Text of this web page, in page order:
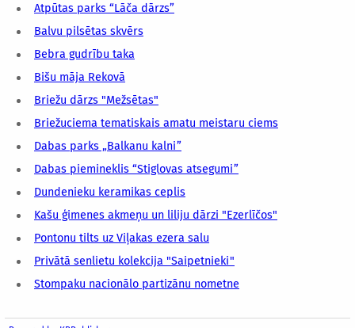
Atpūtas parks “Lāča dārzs”
Balvu pilsētas skvērs
Bebra gudrību taka
Bišu māja Rekovā
Briežu dārzs "Mežsētas"
Briežuciema tematiskais amatu meistaru ciems
Dabas parks „Balkanu kalni”
Dabas piemineklis “Stiglovas atsegumi”
Dundenieku keramikas ceplis
Kašu ģimenes akmeņu un liliju dārzi "Ezerlīčos"
Pontonu tilts uz Viļakas ezera salu
Privātā senlietu kolekcija "Saipetnieki"
Stompaku nacionālo partizānu nometne